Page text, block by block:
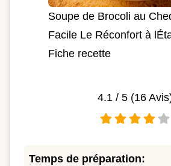
Soupe de Brocoli au
Facile Le Réconfort à
Fiche recette
4.1/ 5 (16
Temps de préparation: